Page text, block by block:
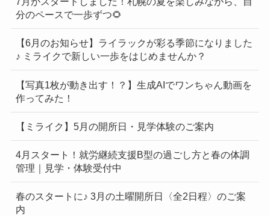
分のペースで一歩ずつ🌻
【6月のお知らせ】ライラックが彩る季節になりました
♪ ミライクで新しい一歩をはじめませんか？
【写真1枚が動き出す！？】生成AIでワンちゃん動画を
作ってみた！
【ミライク】5月の開所日・見学体験のご案内
4月スタート！就労継続支援B型の過ごし方と春の体調
管理｜見学・体験受付中
春のスタートに♪ 3月の土曜開所日〈全2日程〉のご案
内